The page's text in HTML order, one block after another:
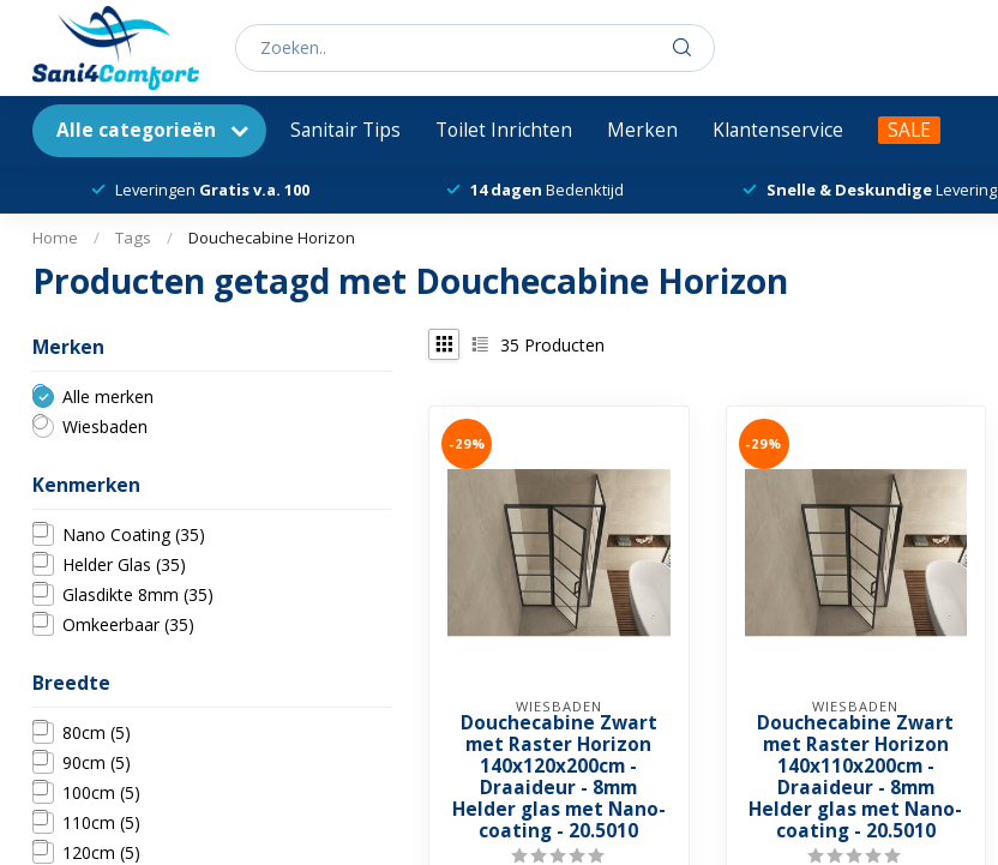
Alle categorieën Sanitair Tips Toilet Inrichten Merken Klantenservice SALE
Leveringen Gratis v.a. 100 14 dagen Bedenktijd Snelle & DeskundigeLevering
Home / Tags / Douchecabine Horizon
Producten getagd met Douchecabine Horizon
Merken
Alle merken
Wiesbaden
Kenmerken
Nano Coating(35)
Helder Glas (35)
Glasdikte 8mm (35)
Omkeerbaar(35)
Breedte
80cm (5)
90cm (5)
100cm (5)
110cm (5)
120cm (5)
35 Producten
-29%
WIESBADEN
Douchecabine Zwart
met Raster Horizon
140x120x200cm -
Draaideur - 8mm
Helder glas met Nano-
coating - 20.5010
-29%
WIESBADEN
Douchecabine Zwart
met Raster Horizon
140x110x200cm -
Draaideur - 8mm
Helder glas met Nano-
coating - 20.5010